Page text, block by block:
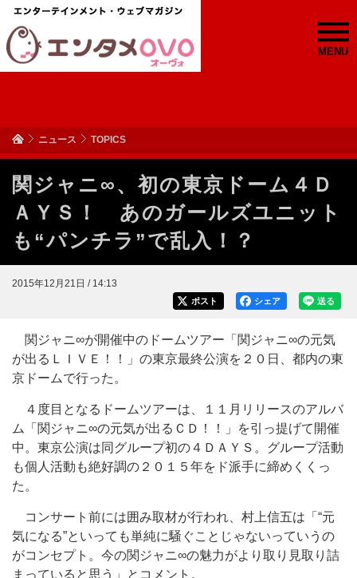
MENU
ニュース TOPICS
関ジャニ∞、初の東京ドーム４Ｄ
ＡＹＳ！ あのガールズユニット
も“パンチラ”で乱入！？
2015年12月21日 / 14:13
送る
シェア
ポスト
関ジャニ∞が開催中のドームツアー「関ジャニ∞の元気
が出るＬＩＶＥ！！」の東京最終公演を２０日、都内の東
京ドームで行った。
４度目となるドームツアーは、１１月リリースのアルバ
ム「関ジャニ∞の元気が出るＣＤ！！」を引っ提げて開催
中。東京公演は同グループ初の４ＤＡＹＳ。グループ活動
も個人活動も絶好調の２０１５年をド派手に締めくくっ
た。
コンサート前には囲み取材が行われ、村上信五は「“元
気になる”といっても単純に騒ぐことじゃないっていうの
がコンセプト。今の関ジャニ∞の魅力がより取り見取り詰
まっていると思う」とコメント。